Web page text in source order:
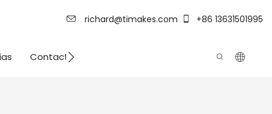
richard@timakes.com +86 13631501995
Contacto